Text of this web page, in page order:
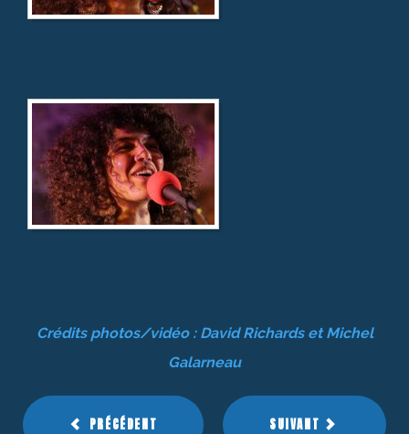
Crédits photos/vidéo : David Richards et Michel
Galarneau
PRÉCÉDENT SUIVANT